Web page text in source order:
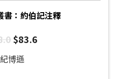
書：約伯記注釋
$83.6
紀博遜